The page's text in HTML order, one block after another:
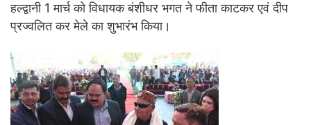
हल्द्वानी 1 मार्च को विधायक बंशीधर भगत ने फीता काटकर एवं दीप
प्रज्वलित कर मेले का शुभारंभ किया।